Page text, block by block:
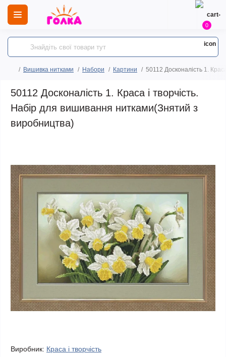
0
Вишивка нитками Набори Картини 50112 Досконалість 1.
50112 Досконалість 1. Краса і творчість.
Набір для вишивання нитками(Знятий з
виробництва)
Виробник: Краса і творчість